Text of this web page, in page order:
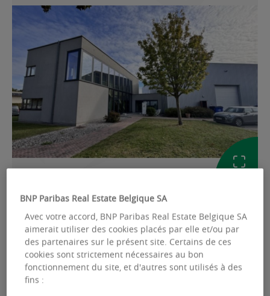
GALERIE
Ref: 2536631
INDUSTRIELS / LOGISTIQUES À LOUER
BNP Paribas Real Estate Belgique SA
Avec votre accord, BNP Paribas Real Estate Belgique SA
aimerait utiliser des cookies placés par elle et/ou par
des partenaires sur le présent site. Certains de ces
cookies sont strictement nécessaires au bon
fonctionnement du site, et d'autres sont utilisés à des
fins :